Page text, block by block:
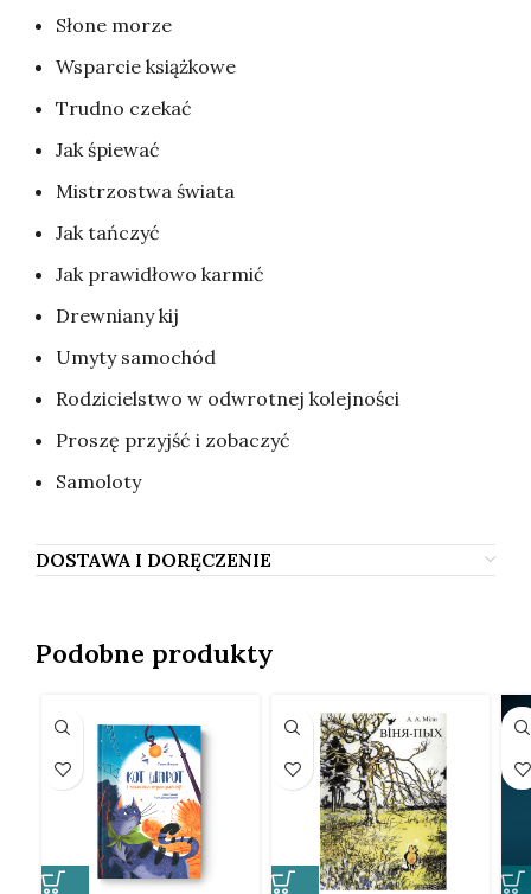
Słone morze
Wsparcie książkowe
Trudno czekać
Jak śpiewać
Mistrzostwa świata
Jak tańczyć
Jak prawidłowo karmić
Drewniany kij
Umyty samochód
Rodzicielstwo w odwrotnej kolejności
Proszę przyjść i zobaczyć
Samoloty
DOSTAWA I DORĘCZENIE
Podobne produkty